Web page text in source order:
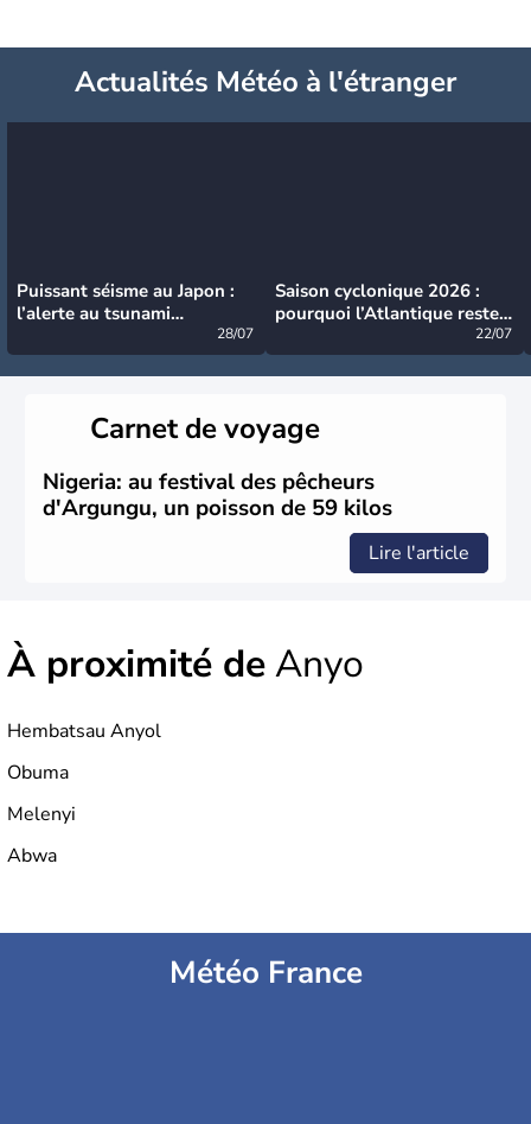
Actualités Météo à l'étranger
Puissant séisme au Japon :
l’alerte au tsunami
28/07
Saison cyclonique 2026 :
pourquoi l’Atlantique reste
22/07
Carnet de voyage
Nigeria: au festival des pêcheurs
d'Argungu, un poisson de 59 kilos
Lire l'article
À proximité deAnyo
Hembatsau Anyol
Obuma
Melenyi
Abwa
Météo France